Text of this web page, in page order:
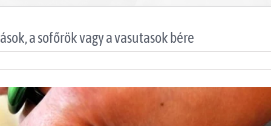
a sofőrök vagy a vasutasok bére